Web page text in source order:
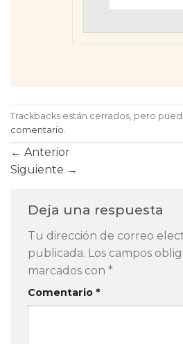
Trackbacks están cerrados, pero
comentario
← Anterior
Siguiente →
Deja una respuesta
Tu dirección de correo
publicada. Los campos
marcados con *
Comentario *